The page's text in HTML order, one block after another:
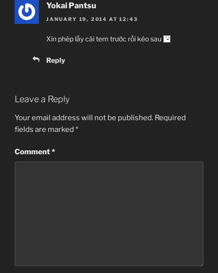
Yokai Pantsu
JANUARY 19, 2014 AT 12:43
Xin phép lấy cái tem trước rồi kéo sau
Reply
Leave a Reply
Your email address will not be published. Required
fields are marked *
Comment*